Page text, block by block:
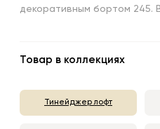
декоративным бортом 245.
Товар в коллекциях
Тинейджер лофт